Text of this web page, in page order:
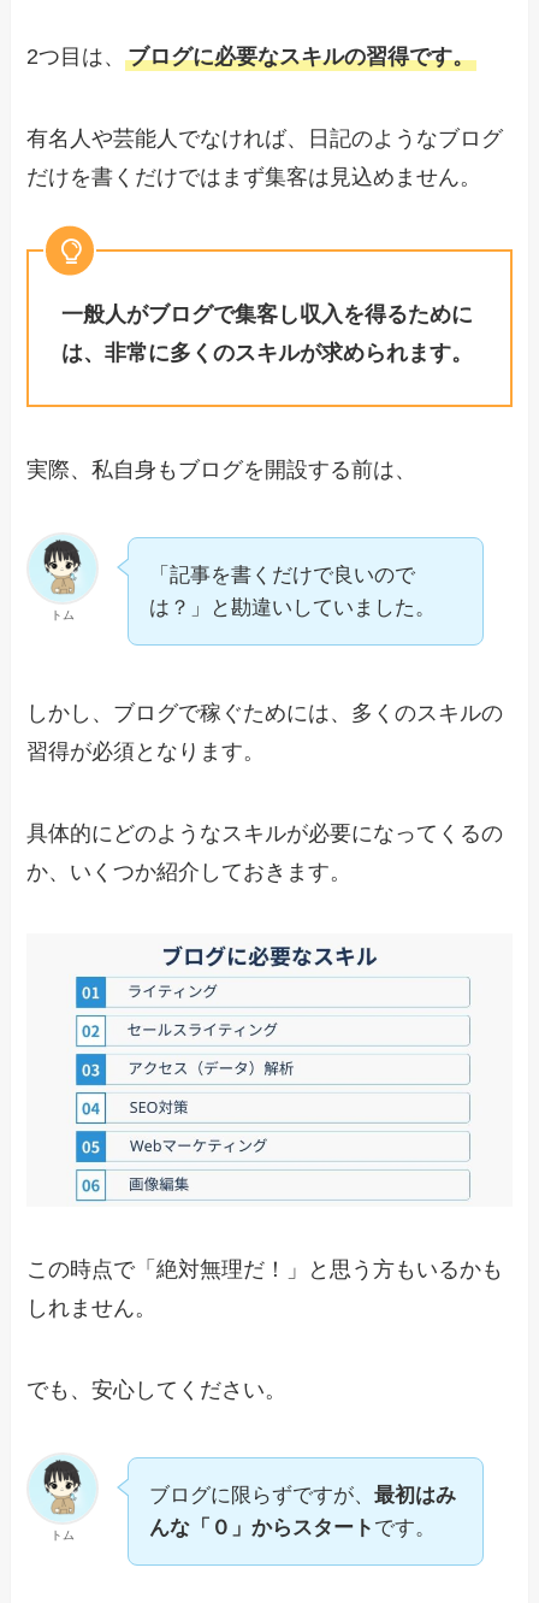
2つ目は、ブログに必要なスキルの習得です。
有名人や芸能人でなければ、日記のようなブログ
だけを書くだけではまず集客は見込めません。
一般人がブログで集客し収入を得るために
は、非常に多くのスキルが求められます。
実際、私自身もブログを開設する前は、
トム
「記事を書くだけで良いので
は？」と勘違いしていました。
しかし、ブログで稼ぐためには、多くのスキルの
習得が必須となります。
具体的にどのようなスキルが必要になってくるの
か、いくつか紹介しておきます。
この時点で「絶対無理だ！」と思う方もいるかも
しれません。
でも、安心してください。
トム
ブログに限らずですが、最初はみ
んな「０」からスタート です。